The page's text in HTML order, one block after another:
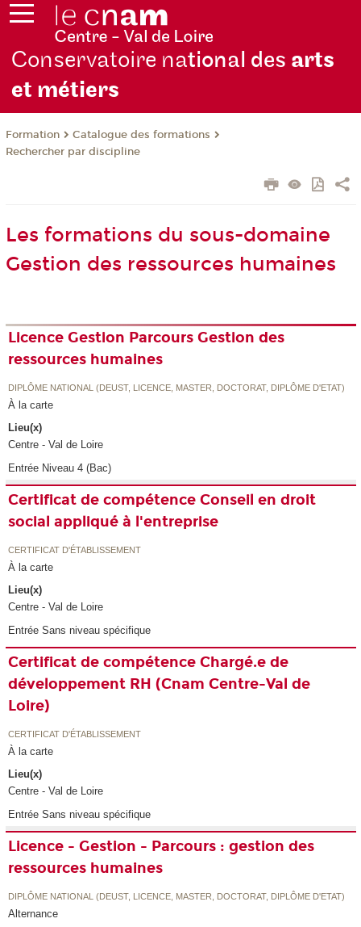
Conservatoire national des arts
et métiers
Formation
Catalogue des formations
Rechercher par discipline
Les formations du sous-domaine
Gestion des ressources humaines
Licence Gestion Parcours Gestion des
ressources humaines
DIPLÔME NATIONAL (DEUST, LICENCE, MASTER, DOCTORAT, DIPLÔME D'ETAT)
À la carte
Lieu(x)
Centre - Val de Loire
Entrée Niveau 4 (Bac)
Certificat de compétence Conseil en droit
social appliqué à l'entreprise
CERTIFICAT D'ÉTABLISSEMENT
À la carte
Lieu(x)
Centre - Val de Loire
Entrée Sans niveau spécifique
Certificat de compétence Chargé.e de
développement RH (Cnam Centre-Val de
Loire)
CERTIFICAT D'ÉTABLISSEMENT
À la carte
Lieu(x)
Centre - Val de Loire
Entrée Sans niveau spécifique
Licence - Gestion - Parcours : gestion des
ressources humaines
DIPLÔME NATIONAL (DEUST, LICENCE, MASTER, DOCTORAT, DIPLÔME D'ETAT)
Alternance